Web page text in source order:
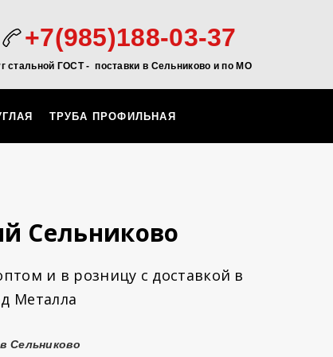
+7(985)188-03-37
стальной ГОСТ - поставки в Сельниково и по МО
ТРУБА ПРОФИЛЬНАЯ
Сельниково
и в розницу с доставкой в
Металла
Сельниково